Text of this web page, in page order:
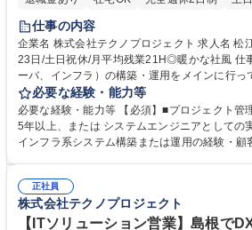
仕事の内容
企業名 株式会社テクノプロジェクト 求人名 松江/転勤無【社内SE】年休1
23日/土日祝休/月平均残業21H◎暖かな社風 仕事の内容 社内システム（サ
ーバ、インフラ）の構築・運用をメインに行っ
務のうち、いずれかについて担当していただき
構築管理、社内ネットワーク更新プロジェクトの管理 社内ネッ
新を複数年にわたり段階的に実施予定です。構
クトを管理し、社内との調整を行います。 ・社
置、仮想マシン環境、社内ＡＤ等の社内共通システム
松江/転勤無【社内SE】年休123日/土日祝休/月
必要な経験・能力等
必要な経験・能力等 【必須】■プロジェクト管
5年以上、または システムエンジニアとしての
インフラ系システム構築または運用の経験・顧
ン制度：メンバーの視野を広げ、新たな自分に
ーテーションできるプログラムを用意していま
にかかわらず、ひとりひとりのキャリア計画を
正社員
株式会社テクノプロジェクト
【ITソリューション営業】島根で